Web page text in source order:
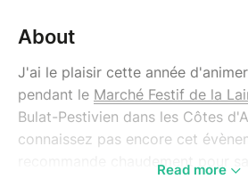
About
J'ai le plaisir cette année
pendant le Marché Festif de la
Bulat-Pestivien dans les Côtes
connaissez pas encore cet
recommande chaudement pour
Read more